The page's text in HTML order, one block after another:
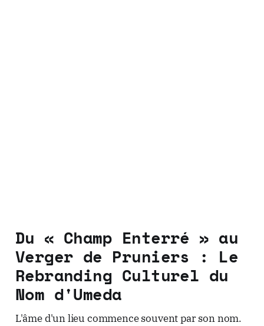
Du « Champ Enterré » au
Verger de Pruniers : Le
Rebranding Culturel du
Nom d'Umeda
L'âme d'un lieu commence souvent par son nom.